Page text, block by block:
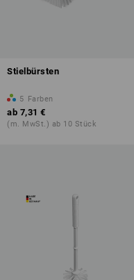
Stielbürsten
5 Farben
ab 7,31 €
(m. MwSt.) ab 10 Stück